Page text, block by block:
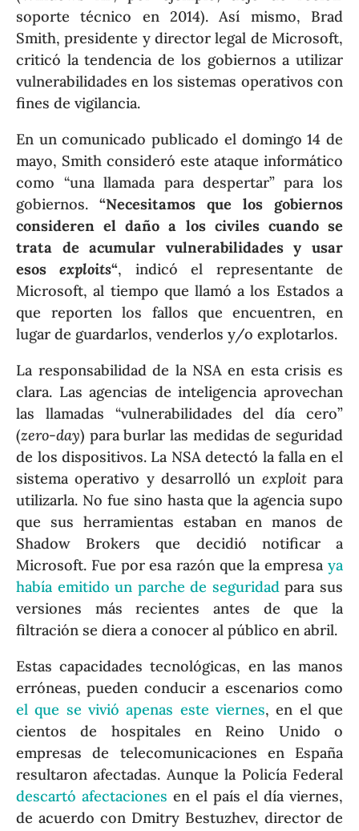
soporte técnico en 2014). Así mismo, Brad
Smith, presidente y director legal de Microsoft,
criticó la tendencia de los gobiernos a utilizar
vulnerabilidades en los sistemas operativos con
fines de vigilancia.
En un comunicado publicado el domingo 14 de
mayo, Smith consideró este ataque informático
como “una llamada para despertar” para los
gobiernos.“Necesitamos que los gobiernos
consideren el daño a los civiles cuando se
trata de acumular vulnerabilidades y usar
esosexploits“, indicó el representante de
Microsoft, al tiempo que llamó a los Estados a
que reporten los fallos que encuentren, en
lugar de guardarlos, venderlos y/o explotarlos.
La responsabilidad de la NSA en esta crisis es
clara. Las agencias de inteligencia aprovechan
las llamadas “vulnerabilidades del día cero”
(zero-day) para burlar las medidas de seguridad
de los dispositivos. La NSA detectó la falla en el
sistema operativo y desarrolló un exploitpara
utilizarla. No fue sino hasta que la agencia supo
que sus herramientas estaban en manos de
Shadow Brokers que decidió notificar a
Microsoft. Fue por esa razón que la empresa ya
había emitido un parche de seguridadpara sus
versiones más recientes antes de que la
filtración se diera a conocer al público en abril.
Estas capacidades tecnológicas, en las manos
erróneas, pueden conducir a escenarios como
el que se vivió apenas este viernes, en el que
cientos de hospitales en Reino Unido o
empresas de telecomunicaciones en España
resultaron afectadas. Aunque la Policía Federal
descartó afectaciones en el país el día viernes,
de acuerdo con Dmitry Bestuzhev, director de